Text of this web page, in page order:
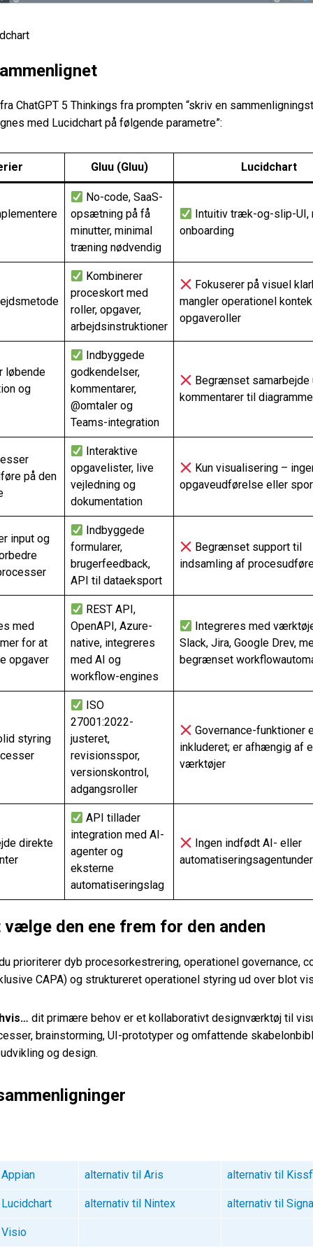
ChatGPT 5 Thinkings fra prompten “skriv en
med Lucidchart på følgende parametre”:
Gluu (Gluu) Lucidchart
No-code, SaaS-
opsætning på få
minutter, minimal
træning nødvendig
Intuitiv træk-og-slip-UI,
onboarding
Kombinerer
proceskort med
roller, opgaver,
arbejdsinstruktioner
Fokuserer på visuel
mangler operationel
opgaveroller
løbende
og
Indbyggede
godkendelser,
kommentarer,
@omtaler og
Teams-integration
Begrænset samarbejde
kommentarer til
på den
Interaktive
opgavelister, live
vejledning og
dokumentation
Kun visualisering –
opgaveudførelse eller
input og
Indbyggede
formularer,
brugerfeedback,
API til dataeksport
Begrænset support til
indsamling af
med
for at
opgaver
REST API,
OpenAPI, Azure-
native, integreres
med AI og
workflow-engines
Integreres med
Slack, Jira, Google Drev,
begrænset
styring
ISO
27001:2022-
justeret,
revisionsspor,
versionskontrol,
adgangsroller
Governance-funktioner
inkluderet; er afhængig af
værktøjer
direkte
API tillader
integration med AI-
agenter og
eksterne
automatiseringslag
Ingen indfødt AI- eller
vælge den ene frem for den anden
prioriterer dyb procesorkestrering, operationel governance,
CAPA) og struktureret operationel styring ud over blot
dit primære behov er et kollaborativt designværktøj til
brainstorming, UI-prototyper og omfattende
og design.
alternativ til Aris alternativ til
alternativ til Nintex alternativ til